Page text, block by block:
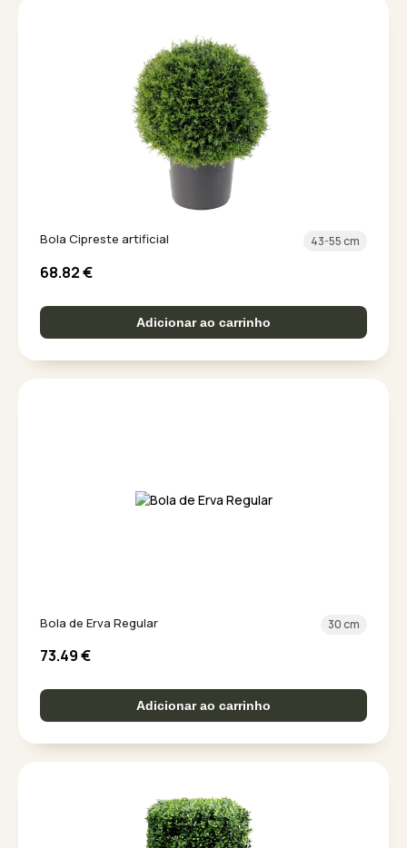
Bola Cipreste artificial 43-55 cm
68.82€
Adicionar ao carrinho
Bola de Erva Regular 30 cm
73.49€
Adicionar ao carrinho